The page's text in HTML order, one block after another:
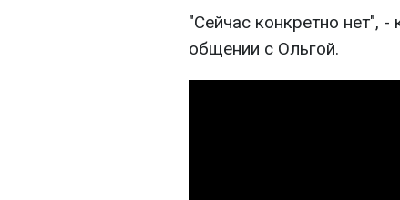
"Сейчас конкретно нет", -
общении с Ольгой.